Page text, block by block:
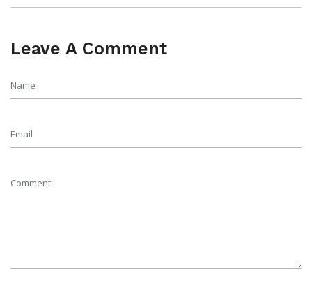
Leave A Comment